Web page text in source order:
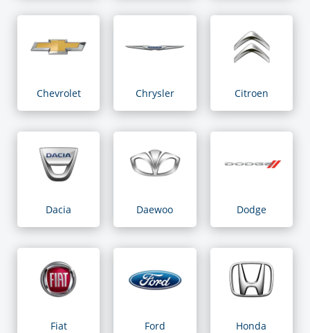
Chevrolet Chrysler Citroen
Dacia Daewoo Dodge
Fiat Ford Honda